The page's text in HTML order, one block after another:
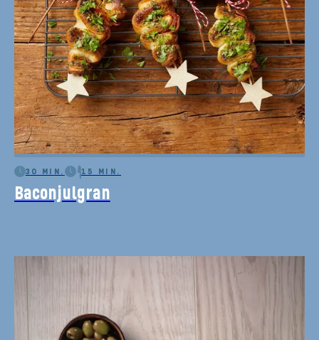
30 MIN. 15 MIN.
Baconjulgran